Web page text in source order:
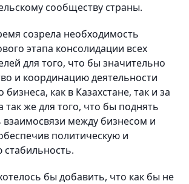
сообществу страны.
созрела необходимость
этапа консолидации всех
для того, что бы значительно
и координацию деятельности
бизнеса, как в Казахстане, так и за
так же для того, что бы поднять
взаимосвязи между бизнесом и
политическую и
бы добавить, что как бы не